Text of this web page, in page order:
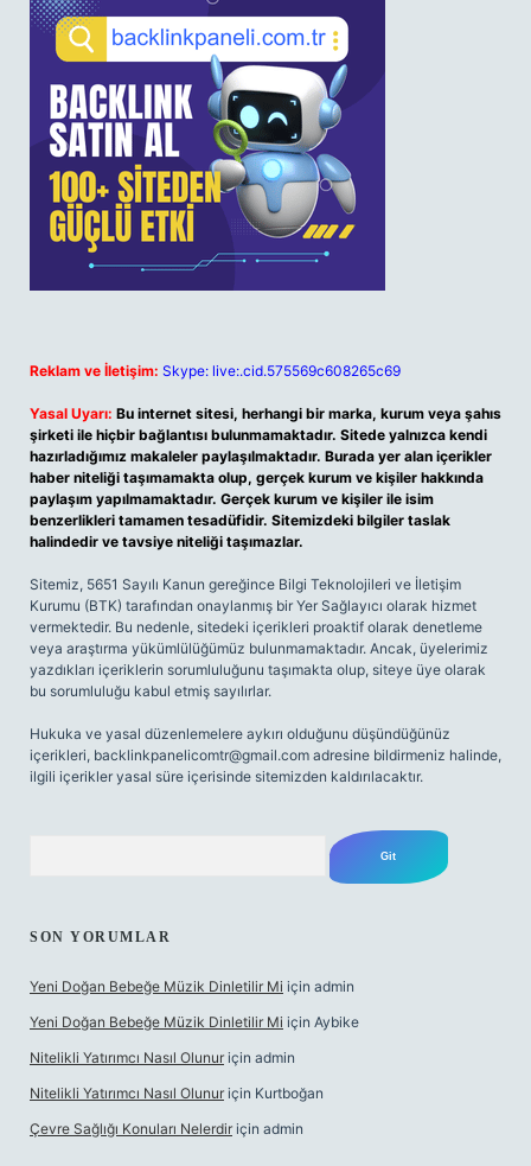
Reklam ve İletişim: Skype: live:.cid.575569c608265c69
Yasal Uyarı: Bu internet sitesi, herhangi bir marka, kurum veya şahıs
şirketi ile hiçbir bağlantısı bulunmamaktadır. Sitede yalnızca kendi
hazırladığımız makaleler paylaşılmaktadır. Burada yer alan içerikler
haber niteliği taşımamakta olup, gerçek kurum ve kişiler hakkında
paylaşım yapılmamaktadır. Gerçek kurum ve kişiler ile isim
benzerlikleri tamamen tesadüfidir. Sitemizdeki bilgiler taslak
halindedir ve tavsiye niteliği taşımazlar.
Sitemiz, 5651 Sayılı Kanun gereğince Bilgi Teknolojileri ve İletişim
Kurumu (BTK) tarafından onaylanmış bir Yer Sağlayıcı olarak hizmet
vermektedir. Bu nedenle, sitedeki içerikleri proaktif olarak denetleme
veya araştırma yükümlülüğümüz bulunmamaktadır. Ancak, üyelerimiz
yazdıkları içeriklerin sorumluluğunu taşımakta olup, siteye üye olarak
bu sorumluluğu kabul etmiş sayılırlar.
Hukuka ve yasal düzenlemelere aykırı olduğunu düşündüğünüz
içerikleri, backlinkpanelicomtr@gmail.com adresine bildirmeniz halinde,
ilgili içerikler yasal süre içerisinde sitemizden kaldırılacaktır.
SON YORUMLAR
Yeni Doğan Bebeğe Müzik Dinletilir Mi için admin
Yeni Doğan Bebeğe Müzik Dinletilir Mi için Aybike
Nitelikli Yatırımcı Nasıl Olunur için admin
Nitelikli Yatırımcı Nasıl Olunur için Kurtboğan
Çevre Sağlığı Konuları Nelerdir için admin